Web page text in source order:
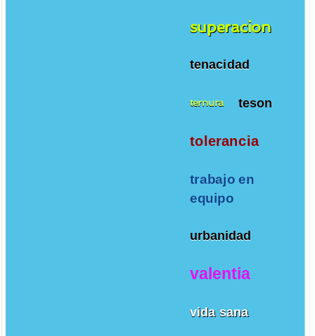
superacion
tenacidad
ternura teson
tolerancia
trabajo en
equipo
urbanidad
valentia
vida sana